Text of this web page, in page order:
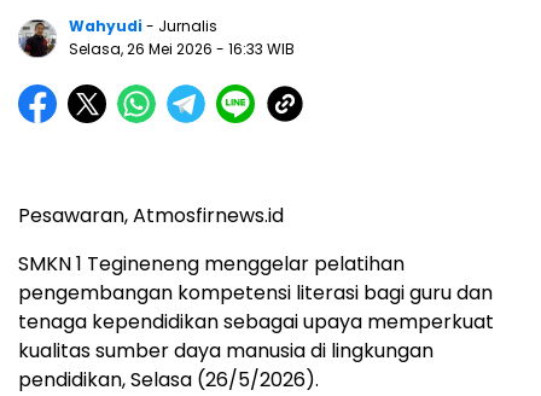
Wahyudi- Jurnalis
Selasa, 26 Mei 2026 - 16:33 WIB
Pesawaran, Atmosfirnews.id
SMKN 1 Tegineneng menggelar pelatihan
pengembangan kompetensi literasi bagi guru dan
tenaga kependidikan sebagai upaya memperkuat
kualitas sumber daya manusia di lingkungan
pendidikan, Selasa (26/5/2026).